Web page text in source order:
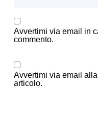
Avvertimi via email in
commento.
Avvertimi via email
articolo.